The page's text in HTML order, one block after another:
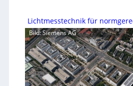
Lichtmesstechnik für
Bild: Siemens AG